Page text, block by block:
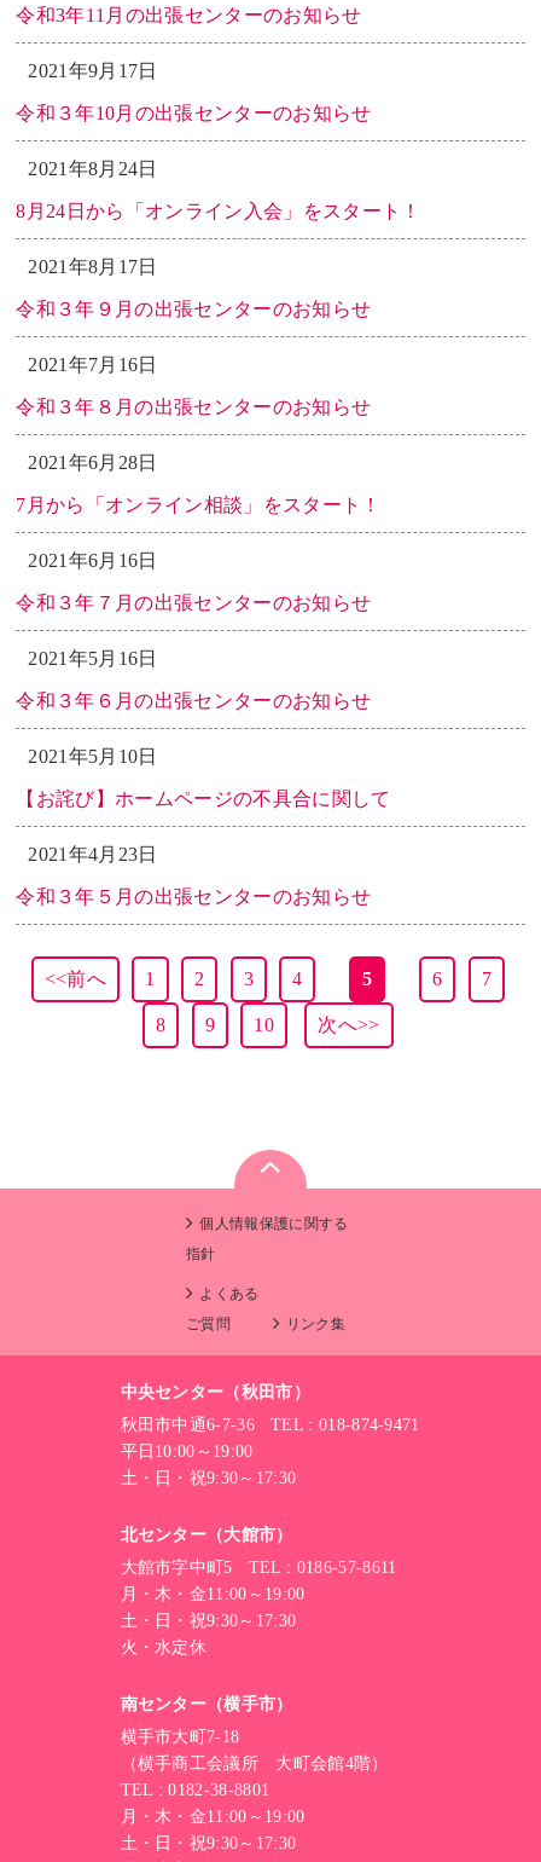
令和3年11月の出張センターのお知らせ
2021年9月17日
令和３年10月の出張センターのお知らせ
2021年8月24日
8月24日から「オンライン入会」をスタート！
2021年8月17日
令和３年９月の出張センターのお知らせ
2021年7月16日
令和３年８月の出張センターのお知らせ
2021年6月28日
7月から「オンライン相談」をスタート！
2021年6月16日
令和３年７月の出張センターのお知らせ
2021年5月16日
令和３年６月の出張センターのお知らせ
2021年5月10日
【お詫び】ホームページの不具合に関して
2021年4月23日
令和３年５月の出張センターのお知らせ
<<前へ 1 2 3 4 5 6 7
8 9 10 次へ>>
個人情報保護に関する
指針
よくある
ご質問
リンク集
中央センター（秋田市）
秋田市中通6-7-36 TEL : 018-874-9471
平日10:00～19:00
土・日・祝9:30～17:30
北センター（大館市）
大館市字中町5 TEL : 0186-57-8611
月・木・金11:00～19:00
土・日・祝9:30～17:30
火・水定休
南センター（横手市）
横手市大町7-18
（横手商工会議所 大町会館4階）
TEL : 0182-38-8801
月・木・金11:00～19:00
土・日・祝9:30～17:30